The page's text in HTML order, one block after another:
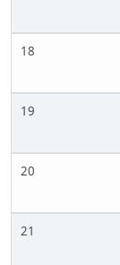
18
19
20
21